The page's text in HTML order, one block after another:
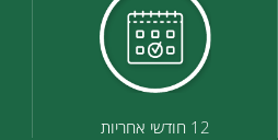
12 חודשי אחריות